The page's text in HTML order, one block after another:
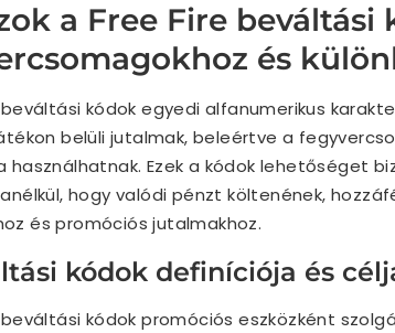
a Free Fire beváltási
és
beváltási kódok egyedi alfanumerikus
belüli jutalmak, beleértve a
használhatnak. Ezek a kódok lehetőséget
hogy valódi pénzt költenének,
és promóciós jutalmakhoz.
kódok definíciója és
beváltási kódok promóciós eszközként